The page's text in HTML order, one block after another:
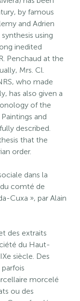
by famous
and Adrien
using
inedited
Penchaud at the
Mrs. Cl.
who made
has also given a
of the
and
described.
that the
order.
dans la
comté de
Cuxa », par Alain
des extraits
du Haut-
siècle. Des
morcelé
ou des